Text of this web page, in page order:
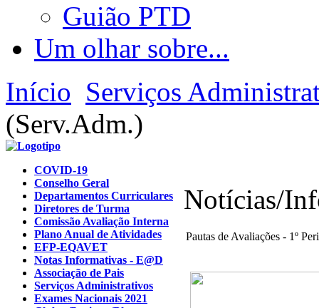
Guião PTD
Um olhar sobre...
Início Serviços
(Serv.Adm.)
Notícias/
Pautas de Avaliações - 1º
COVID-19
Conselho Geral
Departamentos Curriculares
Diretores de Turma
Comissão Avaliação Interna
Plano Anual de Atividades
EFP-EQAVET
Notas Informativas - E@D
Associação de Pais
Serviços Administrativos
Exames Nacionais 2021